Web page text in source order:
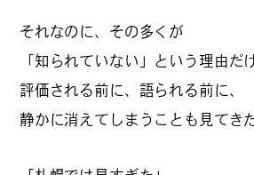
#この車と暮らす
#日帰り遠足
それなのに、その多くが
「知られていない」という理由だ
評価される前に、語られる前に、
静かに消えてしまうことも見てき